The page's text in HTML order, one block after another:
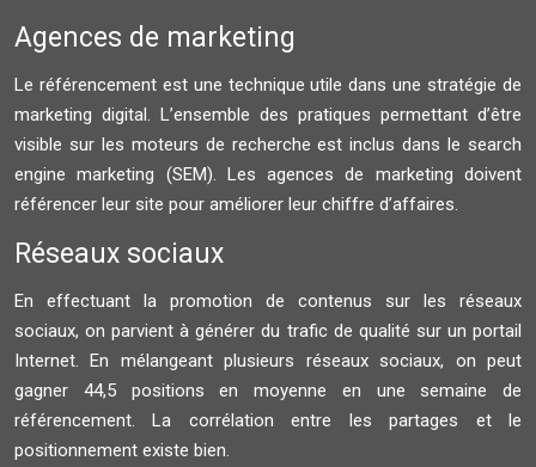
Agences de marketing
Le référencement est une technique utile dans une stratégie de
marketing digital. L’ensemble des pratiques permettant d’être
visible sur les moteurs de recherche est inclus dans le search
engine marketing (SEM). Les agences de marketing doivent
référencer leur site pour améliorer leur chiffre d’affaires.
Réseaux sociaux
En effectuant la promotion de contenus sur les réseaux
sociaux, on parvient à générer du trafic de qualité sur un portail
Internet. En mélangeant plusieurs réseaux sociaux, on peut
gagner 44,5 positions en moyenne en une semaine de
référencement. La corrélation entre les partages et le
positionnement existe bien.